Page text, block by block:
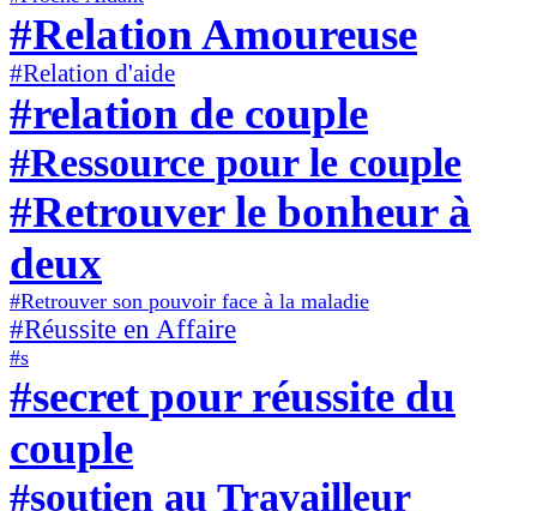
#Relation Amoureuse
#Relation d'aide
#relation de couple
#Ressource pour le couple
#Retrouver le bonheur à
deux
#Retrouver son pouvoir face à la maladie
#Réussite en Affaire
#s
#secret pour réussite du
couple
#soutien au Travailleur